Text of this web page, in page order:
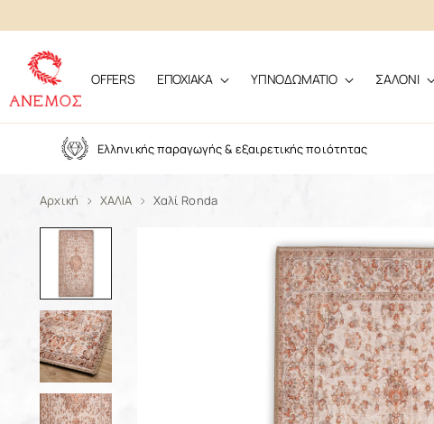
OFFERS ΕΠΟΧΙΑΚΑ ΥΠΝΟΔΩΜΑΤΙΟ ΣΑΛΟΝΙ
Ελληνικής παραγωγής & εξαιρετικής ποιότητας
Αρχική ΧΑΛΙΑ Χαλί Ronda